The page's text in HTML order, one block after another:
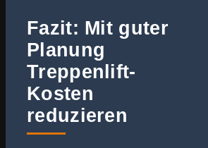
Fazit: Mit guter
Planung
Treppenlift-
Kosten
reduzieren